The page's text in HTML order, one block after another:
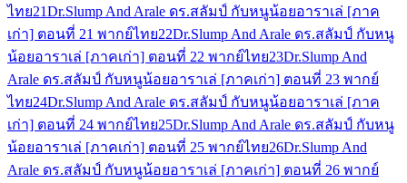
ไทย21Dr.Slump And Arale ดร.สลัมป์ กับหนูน้อยอาราเล่ [ภาค
เก่า] ตอนที่ 21 พากย์ไทย22Dr.Slump And Arale ดร.สลัมป์ กับหนู
น้อยอาราเล่ [ภาคเก่า] ตอนที่ 22 พากย์ไทย23Dr.Slump And
Arale ดร.สลัมป์ กับหนูน้อยอาราเล่ [ภาคเก่า] ตอนที่ 23 พากย์
ไทย24Dr.Slump And Arale ดร.สลัมป์ กับหนูน้อยอาราเล่ [ภาค
เก่า] ตอนที่ 24 พากย์ไทย25Dr.Slump And Arale ดร.สลัมป์ กับหนู
น้อยอาราเล่ [ภาคเก่า] ตอนที่ 25 พากย์ไทย26Dr.Slump And
Arale ดร.สลัมป์ กับหนูน้อยอาราเล่ [ภาคเก่า] ตอนที่ 26 พากย์